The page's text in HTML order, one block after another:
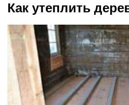
Как утеплить